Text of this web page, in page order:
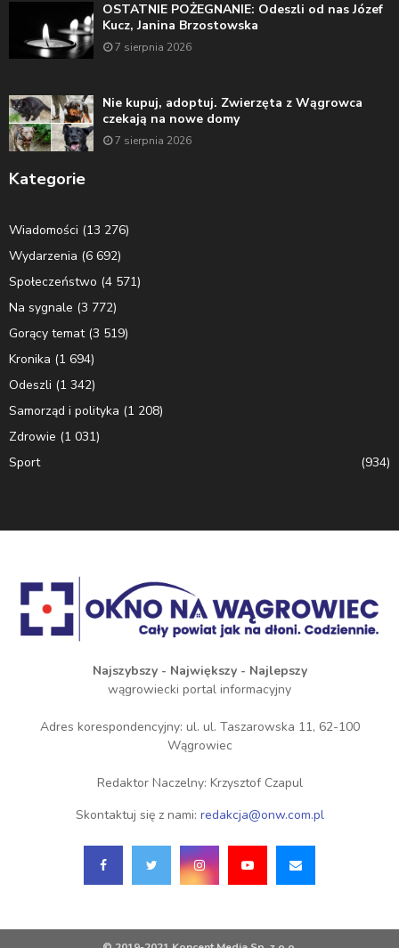
OSTATNIE POŻEGNANIE: Odeszli od nas Józef
Kucz, Janina Brzostowska
7 sierpnia 2026
Nie kupuj, adoptuj. Zwierzęta z Wągrowca
czekają na nowe domy
7 sierpnia 2026
Kategorie
Wiadomości (13 276)
Wydarzenia (6 692)
Społeczeństwo (4 571)
Na sygnale (3 772)
Gorący temat(3 519)
Kronika (1 694)
Odeszli (1 342)
Samorząd i polityka (1 208)
Zdrowie (1 031)
Sport
(934)
Najszybszy - Największy - Najlepszy
wągrowiecki portal informacyjny
Adres korespondencyjny: ul. ul. Taszarowska 11, 62-100
Wągrowiec
Redaktor Naczelny: Krzysztof Czapul
Skontaktuj się z nami: redakcja@onw.com.pl